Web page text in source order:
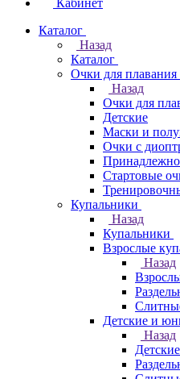
Кабинет
Каталог
Назад
Каталог
Очки для плавания
Назад
Очки для
Детские
Маски и
Очки с
Стартовые
Купальники
Назад
Купальники
Взрослые
Назад
Детские и
Назад